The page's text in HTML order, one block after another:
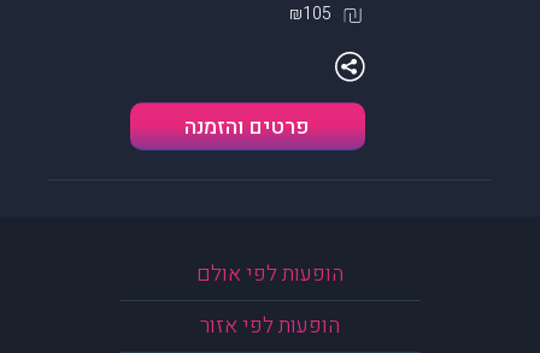
₪105
פרטים והזמנה
הופעות לפי אולם
הופעות לפי אזור